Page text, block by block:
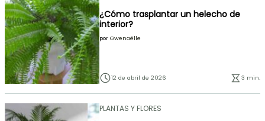
¿Cómo trasplantar un helecho de
interior?
por Gwenaëlle
12 de abril de 2026 3 min.
PLANTAS Y FLORES